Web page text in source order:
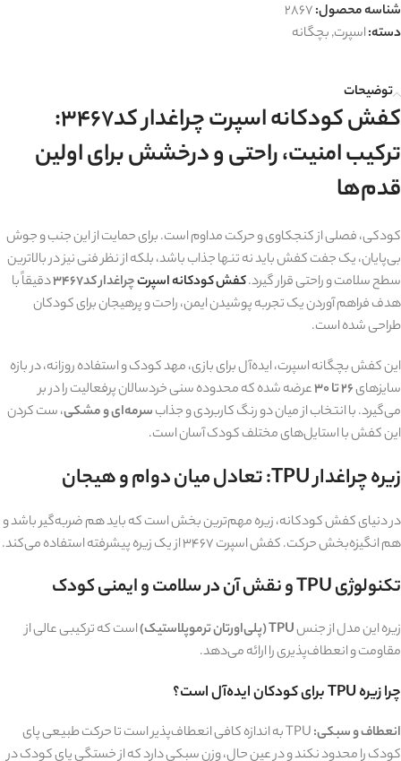
شناسه محصول:2867
دسته:اسپرت,بچگانه
توضیحات
کفش کودکانه اسپرت چراغدار کد3467:
ترکیب امنیت، راحتی و درخشش برای اولین
قدم‌ها
کودکی، فصلی از کنجکاوی و حرکت مداوم است. برای حمایت از این جنب و جوش
بی‌پایان، یک جفت کفش باید نه تنها جذاب باشد، بلکه از نظر فنی نیز در بالاترین
سطح سلامت و راحتی قرار گیرد.کفش کودکانه اسپرتچراغدار کد3467
دقیقاً با
هدف فراهم آوردن یک تجربه پوشیدن ایمن، راحت و پرهیجان برای کودکان
طراحی شده است.
این کفش بچگانه اسپرت، ایده‌آل برای بازی، مهد کودک و استفاده روزانه، در بازه
سایزهای۲۶ تا ۳۰
عرضه شده که محدوده سنی خردسالان پرفعالیت را در بر
می‌گیرد. با انتخاب از میان دو رنگ کاربردی و جذابسرمه‌ای و مشکی، ست کردن
این کفش با استایل‌های مختلف کودک آسان است.
زیره چراغدار TPU: تعادل میان دوام و هیجان
در دنیای کفش کودکانه، زیره مهم‌ترین بخش است که باید هم ضربه‌گیر باشد و
هم انگیزه‌بخش حرکت. کفش اسپرت ۳۴۶۷ از یک زیره پیشرفته استفاده می‌کند.
تکنولوژی TPU و نقش آن در سلامت و ایمنی کودک
زیره این مدل از جنسTPU (پلی‌اورتان ترموپلاستیک)
است که ترکیبی عالی از
مقاومت و انعطاف‌پذیری را ارائه می‌دهد.
چرا زیره TPU برای کودکان ایده‌آل است؟
انعطاف و سبکی:
TPU به اندازه کافی انعطاف‌پذیر است تا حرکت طبیعی پای
کودک را محدود نکند و در عین حال، وزن سبکی دارد که از خستگی پای کودک در